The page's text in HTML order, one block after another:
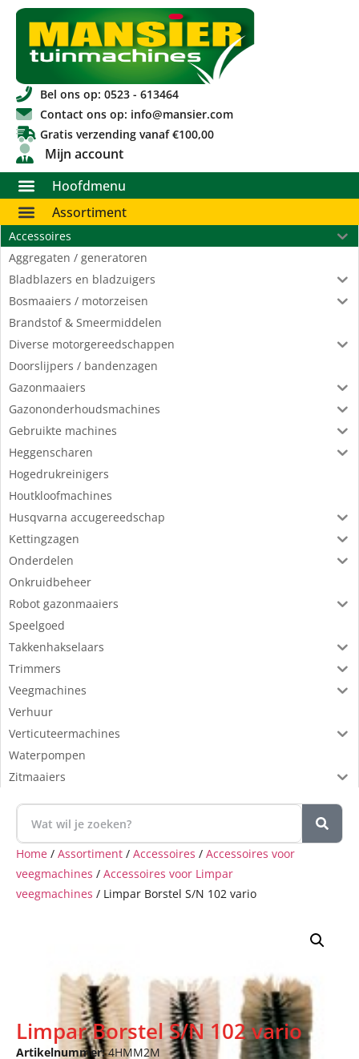
Bel ons op: 0523 - 613464
Contact ons op: info@mansier.com
Gratis verzending vanaf €100,00
Mijn account
Hoofdmenu
Assortiment
Accessoires
Aggregaten / generatoren
Bladblazers en bladzuigers
Bosmaaiers / motorzeisen
Brandstof & Smeermiddelen
Diverse motorgereedschappen
Doorslijpers / bandenzagen
Gazonmaaiers
Gazononderhoudsmachines
Gebruikte machines
Heggenscharen
Hogedrukreinigers
Houtkloofmachines
Husqvarna accugereedschap
Kettingzagen
Onderdelen
Onkruidbeheer
Robot gazonmaaiers
Speelgoed
Takkenhakselaars
Trimmers
Veegmachines
Verhuur
Verticuteermachines
Waterpompen
Zitmaaiers
Home / Assortiment / Accessoires / Accessoires voor
veegmachines / Accessoires voor Limpar
veegmachines / Limpar Borstel S/N 102 vario
Limpar Borstel S/N 102 vario
Artikelnummer:4HMM2M